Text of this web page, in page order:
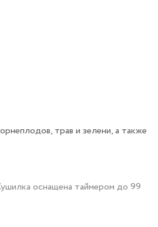
трав и зелени, а также
оснащена таймером до 99